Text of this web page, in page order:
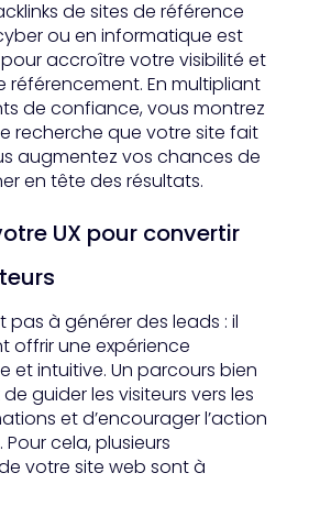
de sites de référence
ou en informatique est
accroître votre visibilité et
référencement. En multipliant
de confiance, vous montrez
recherche que votre site fait
augmentez vos chances de
en tête des résultats.
UX pour convertir
pas à générer des leads : il
offrir une expérience
et intuitive. Un parcours bien
guider les visiteurs vers les
et d’encourager l’action
cela, plusieurs
votre site web sont à